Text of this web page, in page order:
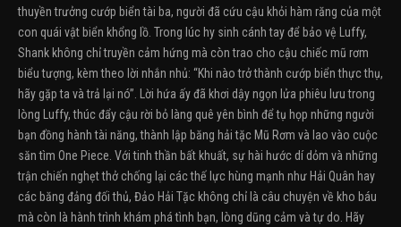
thuyền trưởng cướp biển tài ba, người đã cứu cậu khỏi hàm răng của một
con quái vật biển khổng lồ. Trong lúc hy sinh cánh tay để bảo vệ Luffy,
Shank không chỉ truyền cảm hứng mà còn trao cho cậu chiếc mũ rơm
biểu tượng, kèm theo lời nhắn nhủ: “Khi nào trở thành cướp biển thực thụ,
hãy gặp ta và trả lại nó”. Lời hứa ấy đã khơi dậy ngọn lửa phiêu lưu trong
lòng Luffy, thúc đẩy cậu rời bỏ làng quê yên bình để tụ họp những người
bạn đồng hành tài năng, thành lập băng hải tặc Mũ Rơm và lao vào cuộc
săn tìm One Piece. Với tinh thần bất khuất, sự hài hước dí dỏm và những
trận chiến nghẹt thở chống lại các thế lực hùng mạnh như Hải Quân hay
các băng đảng đối thủ, Đảo Hải Tặc không chỉ là câu chuyện về kho báu
mà còn là hành trình khám phá tình bạn, lòng dũng cảm và tự do. Hãy